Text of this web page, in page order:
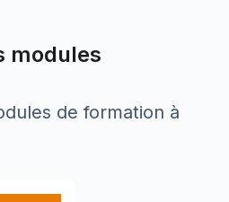
modules
de formation à